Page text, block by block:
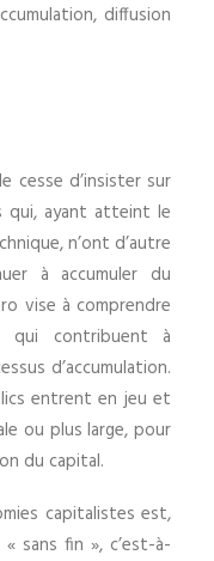
diffusion
cesse d’insister sur
qui, ayant atteint le
n’ont d’autre
à accumuler du
vise à comprendre
qui contribuent à
d’accumulation.
entrent en jeu et
ou plus large, pour
du capital.
capitalistes est,
sans fin », c’est-à-